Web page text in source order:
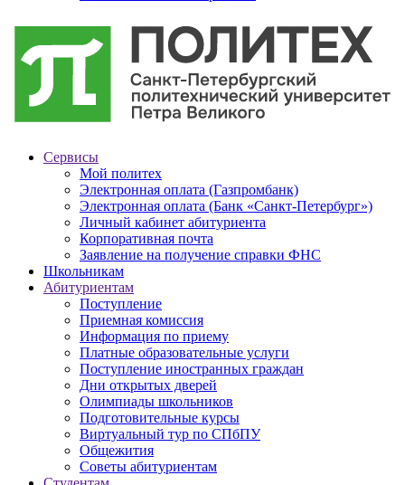
Сервисы
Мой политех
Электронная оплата (Газпромбанк)
Электронная оплата (Банк «Санкт-Петербург»)
Личный кабинет абитуриента
Корпоративная почта
Заявление на получение справки ФНС
Школьникам
Абитуриентам
Поступление
Приемная комиссия
Информация по приему
Платные образовательные услуги
Поступление иностранных граждан
Дни открытых дверей
Олимпиады школьников
Подготовительные курсы
Виртуальный тур по СПбПУ
Общежития
Советы абитуриентам